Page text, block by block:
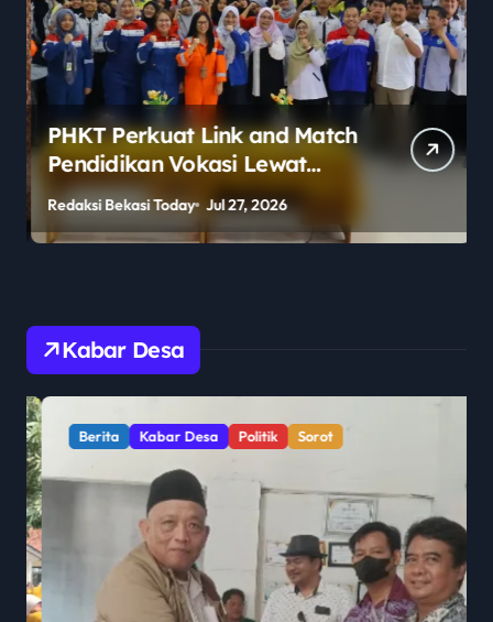
PHKT Perkuat Link and Match
Pendidikan Vokasi Lewat
Program Guru Tamu di SMKN
2 Penajam Paser Utara
Redaksi Bekasi Today Jul 27, 2026
Kabar Desa
Berita Kabar Desa Politik Sorot